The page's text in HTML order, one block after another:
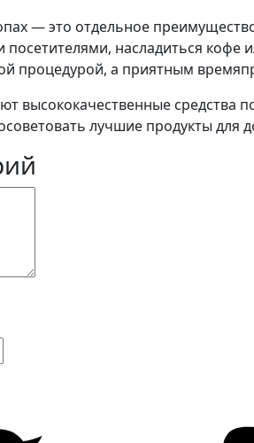
— это отдельное
насладиться кофе
процедурой, а приятным
высококачественные средства
лучшие продукты